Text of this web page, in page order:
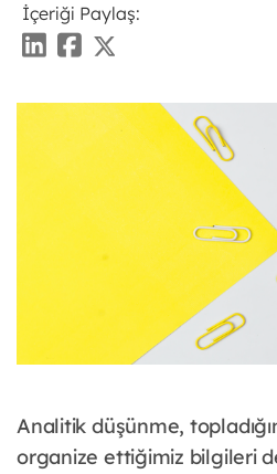
İçeriği Paylaş:
Analitik düşünme,
organize ettiğimiz bilgileri